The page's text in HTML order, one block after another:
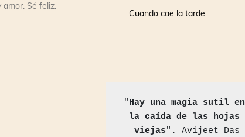
Sé feliz.
Cuando cae la tarde
"Hay una magia sutil en
la caída de las hojas
viejas". Avijeet Das